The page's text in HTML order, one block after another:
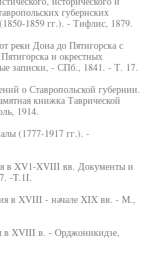
губернских
1859 гг.). - Тифлис, 1879.
реки Дона до Пятигорска с
и окрестных
записки, - СПб., 1841. - Т. 17.
о Ставропольской губернии.
книжка Таврической
1914.
(1777-1917 гг.). -
в XV1-XVIII вв. Документы и
-T.1I.
в XVIII - начале XIX вв. - М.,
в XVIII в. - Орджоникидзе,